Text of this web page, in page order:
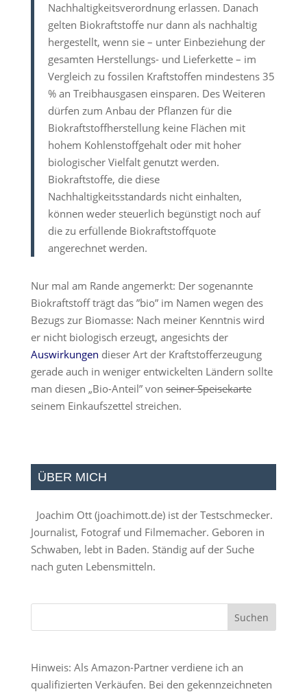
Nachhaltigkeitsverordnung erlassen. Danach
gelten Biokraftstoffe nur dann als nachhaltig
hergestellt, wenn sie – unter Einbeziehung der
gesamten Herstellungs- und Lieferkette – im
Vergleich zu fossilen Kraftstoffen mindestens 35
% an Treibhausgasen einsparen. Des Weiteren
dürfen zum Anbau der Pflanzen für die
Biokraftstoffherstellung keine Flächen mit
hohem Kohlenstoffgehalt oder mit hoher
biologischer Vielfalt genutzt werden.
Biokraftstoffe, die diese
Nachhaltigkeitsstandards nicht einhalten,
können weder steuerlich begünstigt noch auf
die zu erfüllende Biokraftstoffquote
angerechnet werden.
Nur mal am Rande angemerkt: Der sogenannte
Biokraftstoff trägt das ”bio” im Namen wegen des
Bezugs zur Biomasse: Nach meiner Kenntnis wird
er nicht biologisch erzeugt, angesichts der
Auswirkungen dieser Art der Kraftstofferzeugung
gerade auch in weniger entwickelten Ländern sollte
man diesen „Bio-Anteil” vonseiner Speisekarte
seinem Einkaufszettel streichen.
ÜBER MICH
Joachim Ott (joachimott.de) ist der Testschmecker.
Journalist, Fotograf und Filmemacher. Geboren in
Schwaben, lebt in Baden. Ständig auf der Suche
nach guten Lebensmitteln.
Hinweis: Als Amazon-Partner verdiene ich an
qualifizierten Verkäufen. Bei den gekennzeichneten